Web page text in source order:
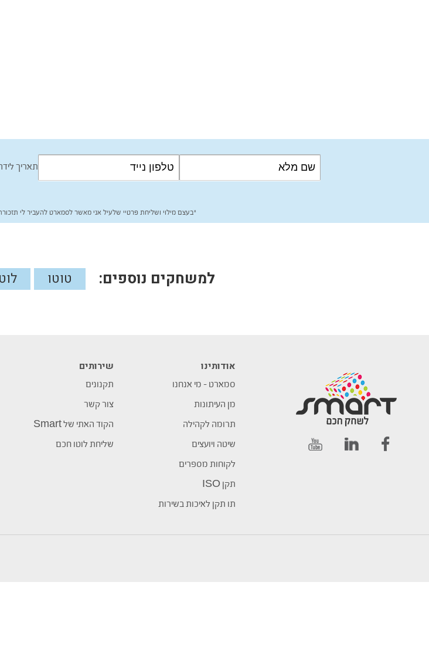
תאריך
*בעצם מילוי ושליחת פרטיי שלעיל אני מאשר לסמארט להעביר לי
למשחקים נוספים: טוטו
אודותינו
סמארט – מי אנחנו
מן העיתונות
תרומה לקהילה
שיטה ויועצים
לקוחות מספרים
תקן ISO
תו תקן לאיכות בשירות
שירותים
תקנונים
צור קשר
הקוד האתי של Smart
שליחת לוטו חכם